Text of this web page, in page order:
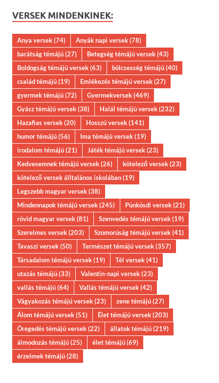
VERSEK MINDENKINEK:
Anya versek(74) Anyák napi versek(78)
barátság témájú(27) Betegség témájú versek(43)
Boldogság témájú versek(63) bölcsesség témájú(40)
család témájú(19) Emlékezés témájú versek(27)
gyermek témájú(72) Gyermekversek(469)
Gyász témájú versek(38) Halál témájú versek(232)
Hazafias versek(20) Hosszú versek(141)
humor témájú(56) Ima témájú versek(19)
irodalom témájú(21) Játék témájú versek(23)
Kedvesemnek témájú versek(26) kötelező versek(23)
kötelező versek álltalános iskolában(19)
Legszebb magyar versek(38)
Mindennapok témájú versek(245) Pünkösdi versek(21)
rövid magyar versek(81) Szenvedés témájú versek(19)
Szerelmes versek(203) Szomorúság témájú versek(41)
Tavaszi versek(50) Természet témájú versek(357)
Társadalom témájú versek(19) Tél versek(41)
utazás témájú(33) Valentin-napi versek(23)
vallás témájú(64) Vallás témájú versek(42)
Vágyakozás témájú versek(23) zene témájú(27)
Álom témájú versek(51) Élet témájú versek(203)
Öregedés témájú versek(22) állatok témájú(219)
álmodozás témájú(25) élet témájú(69)
érzelmek témájú(28)